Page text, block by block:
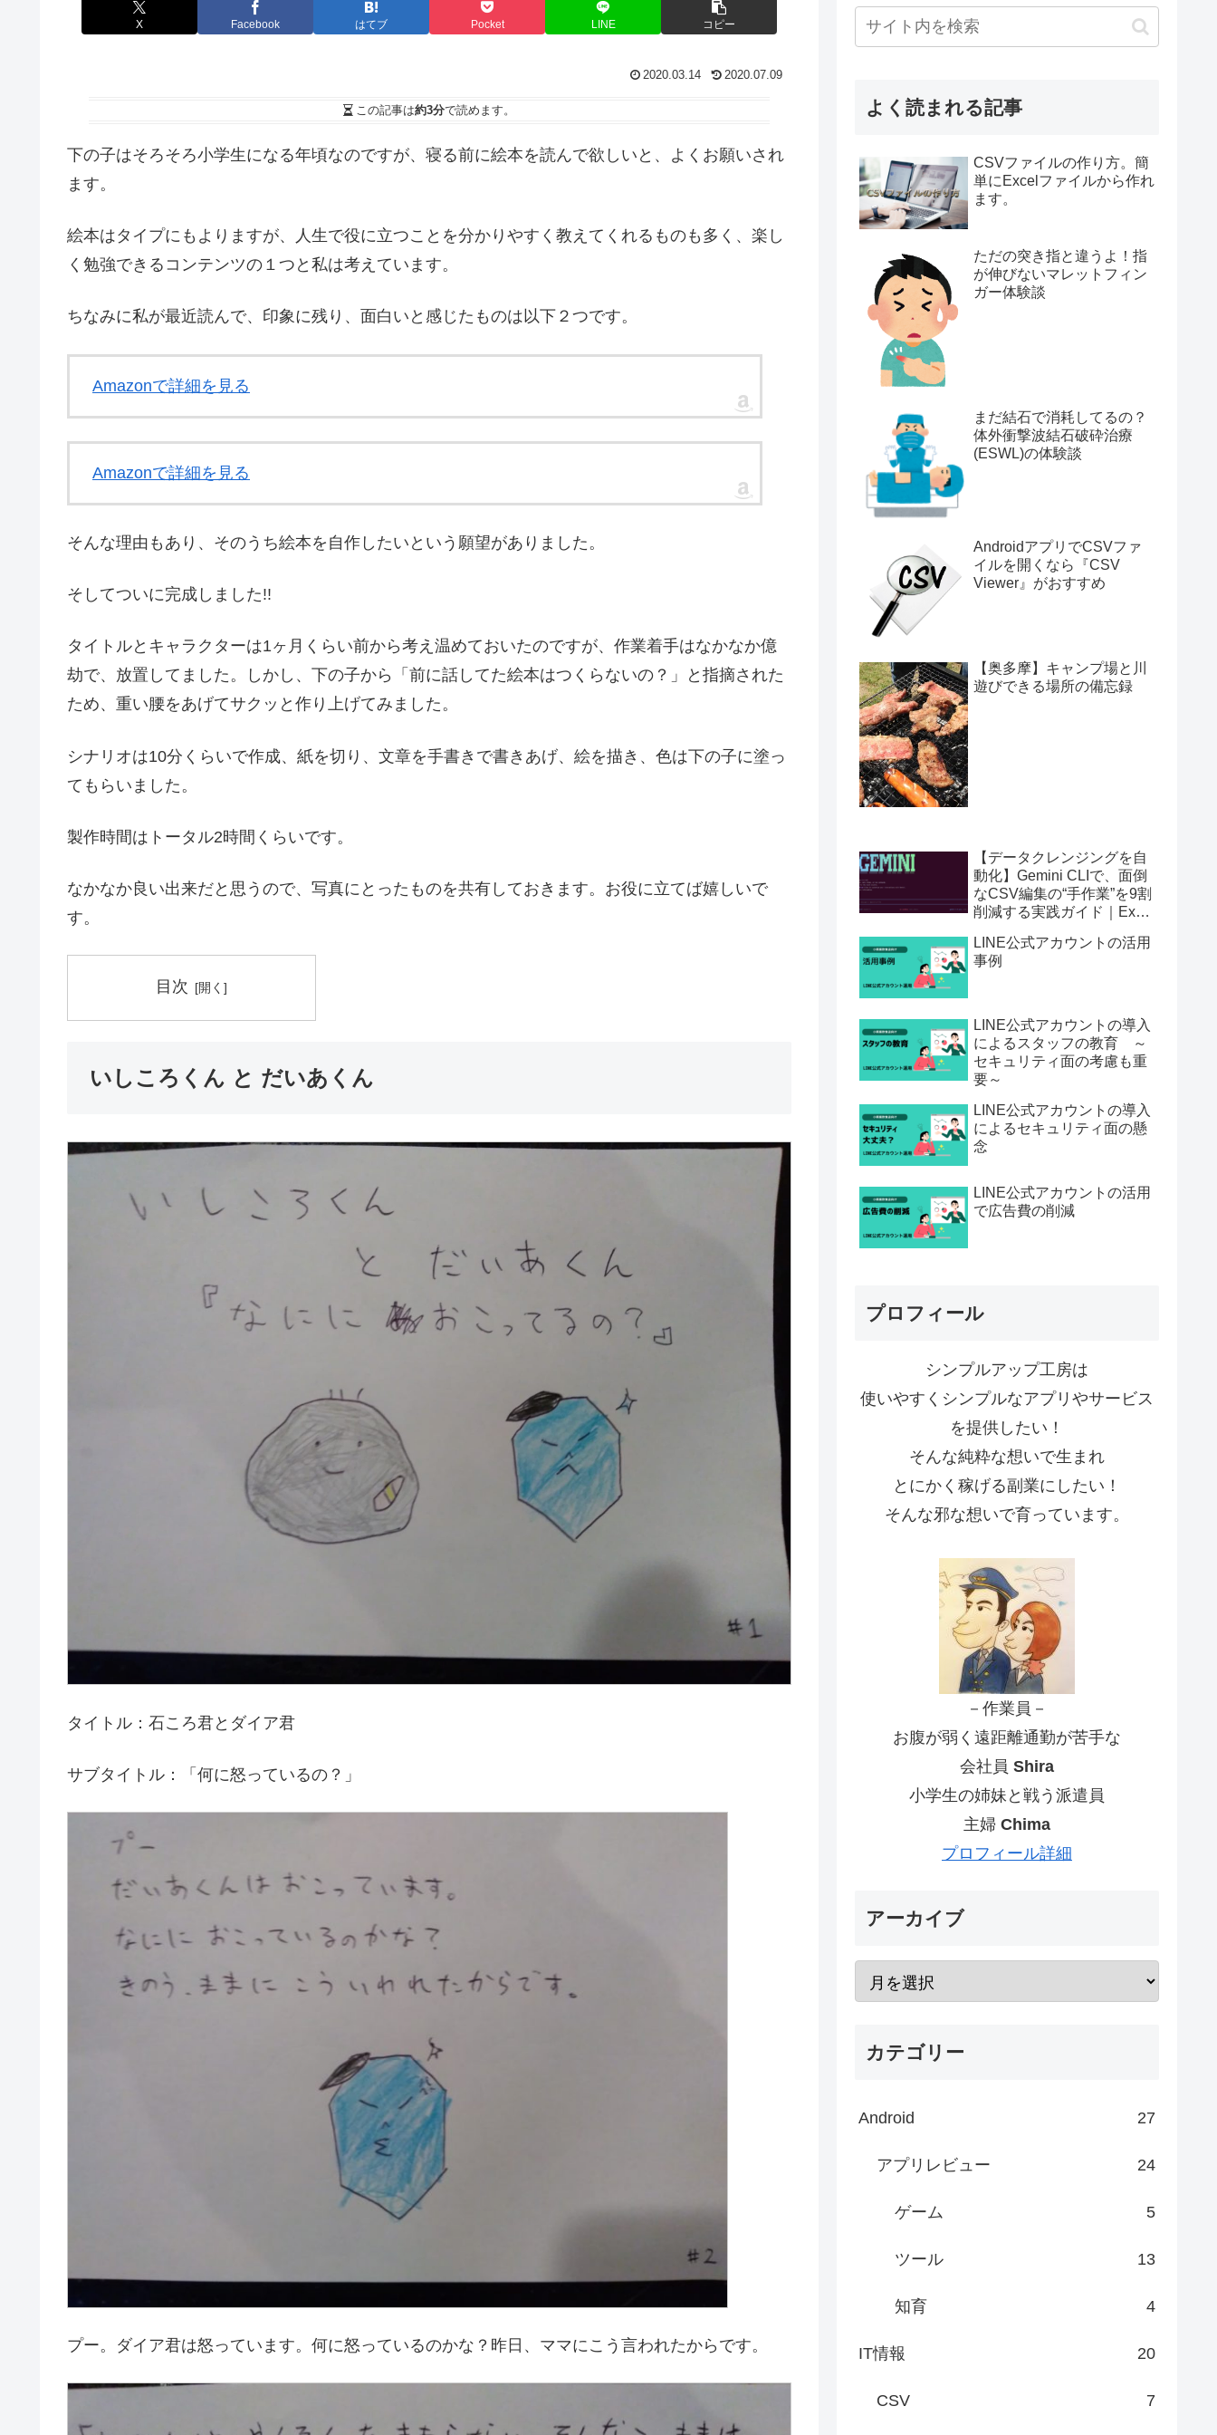
X Facebook はてブ Pocket LINE コピー
2020.03.14 2020.07.09
この記事は約3分で読めます。
下の子はそろそろ小学生になる年頃なのですが、寝る前に絵本を読んで欲しいと、よくお願いされ
ます。
絵本はタイプにもよりますが、人生で役に立つことを分かりやすく教えてくれるものも多く、楽し
く勉強できるコンテンツの１つと私は考えています。
ちなみに私が最近読んで、印象に残り、面白いと感じたものは以下２つです。
Amazonで詳細を見る
Amazonで詳細を見る
そんな理由もあり、そのうち絵本を自作したいという願望がありました。
そしてついに完成しました!!
タイトルとキャラクターは1ヶ月くらい前から考え温めておいたのですが、作業着手はなかなか億
劫で、放置してました。しかし、下の子から「前に話してた絵本はつくらないの？」と指摘された
ため、重い腰をあげてサクッと作り上げてみました。
シナリオは10分くらいで作成、紙を切り、文章を手書きで書きあげ、絵を描き、色は下の子に塗っ
てもらいました。
製作時間はトータル2時間くらいです。
なかなか良い出来だと思うので、写真にとったものを共有しておきます。お役に立てば嬉しいで
す。
目次
いしころくん と だいあくん
タイトル：石ころ君とダイア君
サブタイトル：「何に怒っているの？」
プー。ダイア君は怒っています。何に怒っているのかな？昨日、ママにこう言われたからです。
よく読まれる記事
CSVファイルの作り方。簡
単にExcelファイルから作れ
ます。
ただの突き指と違うよ！指
が伸びないマレットフィン
ガー体験談
まだ結石で消耗してるの？
体外衝撃波結石破砕治療
(ESWL)の体験談
AndroidアプリでCSVファ
イルを開くなら『CSV
Viewer』がおすすめ
【奥多摩】キャンプ場と川
遊びできる場所の備忘録
【データクレンジングを自
動化】Gemini CLIで、面倒
なCSV編集の“手作業”を9割
削減する実践ガイド｜Excel
LINE公式アカウントの活用
事例
LINE公式アカウントの導入
によるスタッフの教育 ～
セキュリティ面の考慮も重
要～
LINE公式アカウントの導入
によるセキュリティ面の懸
念
LINE公式アカウントの活用
で広告費の削減
プロフィール
シンプルアップ工房は
使いやすくシンプルなアプリやサービス
を提供したい！
そんな純粋な想いで生まれ
とにかく稼げる副業にしたい！
そんな邪な想いで育っています。
－作業員－
お腹が弱く遠距離通勤が苦手な
会社員 Shira
小学生の姉妹と戦う派遣員
主婦 Chima
プロフィール詳細
アーカイブ
カテゴリー
Android 27
アプリレビュー 24
ゲーム 5
ツール 13
知育 4
IT情報 20
CSV 7